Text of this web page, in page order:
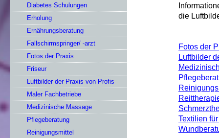
die
Fotos der
Luftbilder
Textilien
Diabetes Schulungen
Erholung
Ernährungsberatung
Fallschirmspringer/ -arzt
Fotos der Praxis
Friseur
Luftbilder der Praxis von Profis
Maler Fachbetriebe
Medizinische Massage
Pflegeberatung
Reinigungsmittel